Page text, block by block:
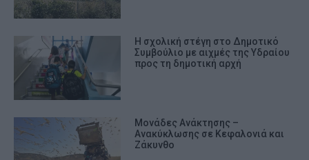
Η σχολική στέγη στο Δημοτικό
Συμβούλιο με αιχμές της Υδραίου
προς τη δημοτική αρχή
Μονάδες Ανάκτησης –
Ανακύκλωσης σε Κεφαλονιά και
Ζάκυνθο